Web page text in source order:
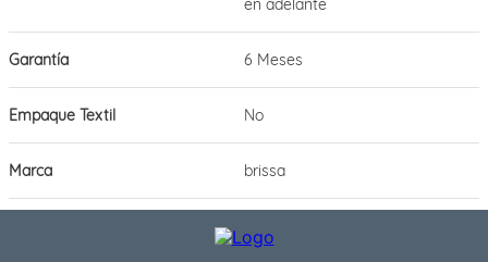
Garantía 6 Meses
Empaque Textil No
Marca brissa